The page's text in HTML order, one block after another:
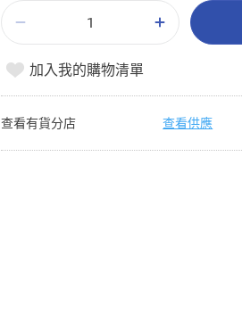
加入我的購物清單
查看有貨分店 查看供應